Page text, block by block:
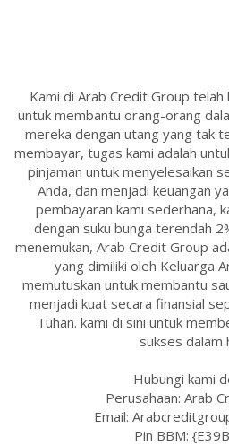
Kami di Arab Credit Group
untuk membantu orang-orang
mereka dengan utang yang tak
membayar, tugas kami adalah
pinjaman untuk menyelesaikan
Anda, dan menjadi keuangan
pembayaran kami sederhana,
dengan suku bunga terendah
menemukan, Arab Credit Group
yang dimiliki oleh Keluarga
memutuskan untuk membantu
menjadi kuat secara finansial
Tuhan. kami di sini untuk
sukses dalam
Hubungi kami
Perusahaan: Arab
Email:
Pin BBM: